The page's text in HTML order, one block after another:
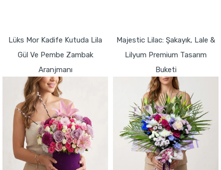
Lüks Mor Kadife Kutuda Lila
Gül Ve Pembe Zambak
Aranjmanı
Majestic Lilac: Şakayık, Lale &
Lilyum Premium Tasarım
Buketi